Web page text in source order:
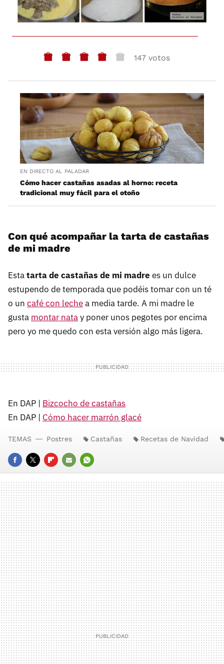
147 votos
EN DIRECTO AL PALADAR
Cómo hacer castañas asadas al horno: receta
tradicional muy fácil para el otoño
Con qué acompañar la tarta de castañas
de mi madre
Estatarta de castañas de mi madre es un dulce
estupendo de temporada que podéis tomar con un té
o un café con lechea media tarde. A mi madre le
gusta montar natay poner unos pegotes por encima
pero yo me quedo con esta versión algo más ligera.
En DAP | Bizcocho de castañas
En DAP | Cómo hacer marrón glacé
FACEBOOK
TWITTERFLIPBOARD
E-
MAIL
WHATSAPP
TEMAS Postres Castañas Recetas de Navidad